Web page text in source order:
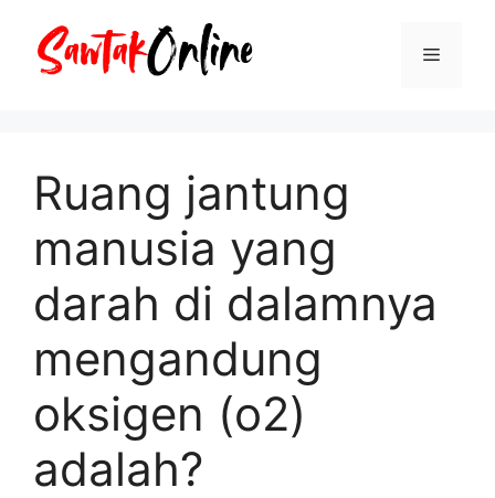
Menu
Ruang jantung
manusia yang
darah di dalamnya
mengandung
oksigen (o2)
adalah?